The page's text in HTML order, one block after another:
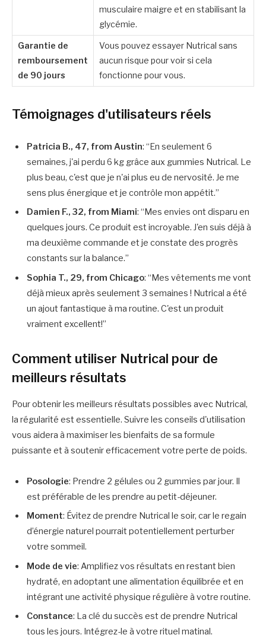
musculaire maigre et en stabilisant la
glycémie.
Garantie de
remboursement
de 90 jours
Vous pouvez essayer Nutrical sans
aucun risque pour voir si cela
fonctionne pour vous.
Témoignages d'utilisateurs réels
Patricia B., 47, from Austin: “En seulement 6
semaines, j'ai perdu 6 kg grâce aux gummies Nutrical. Le
plus beau, c'est que je n'ai plus eu de nervosité. Je me
sens plus énergique et je contrôle mon appétit.”
Damien F., 32, from Miami: “Mes envies ont disparu en
quelques jours. Ce produit est incroyable. J'en suis déjà à
ma deuxième commande et je constate des progrès
constants sur la balance.”
Sophia T., 29, from Chicago: “Mes vêtements me vont
déjà mieux après seulement 3 semaines ! Nutrical a été
un ajout fantastique à ma routine. C'est un produit
vraiment excellent!”
Comment utiliser Nutrical pour de
meilleurs résultats
Pour obtenir les meilleurs résultats possibles avec Nutrical,
la régularité est essentielle. Suivre les conseils d'utilisation
vous aidera à maximiser les bienfaits de sa formule
puissante et à soutenir efficacement votre perte de poids.
Posologie: Prendre 2 gélules ou 2 gummies par jour. Il
est préférable de les prendre au petit-déjeuner.
Moment: Évitez de prendre Nutrical le soir, car le regain
d’énergie naturel pourrait potentiellement perturber
votre sommeil.
Mode de vie: Amplifiez vos résultats en restant bien
hydraté, en adoptant une alimentation équilibrée et en
intégrant une activité physique régulière à votre routine.
Constance: La clé du succès est de prendre Nutrical
tous les jours. Intégrez-le à votre rituel matinal.